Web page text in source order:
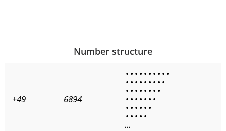
Number structure
+49 6894
• • • • • • • • • •
• • • • • • • • •
• • • • • • • •
• • • • • • •
• • • • • •
• • • • •
...